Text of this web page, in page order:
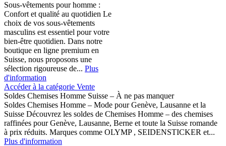
Sous-vêtements pour homme :
Confort et qualité au quotidien Le
choix de vos sous-vêtements
masculins est essentiel pour votre
bien-être quotidien. Dans notre
boutique en ligne premium en
Suisse, nous proposons une
sélection rigoureuse de... Plus
d'information
Accéder à la catégorie Vente
Soldes Chemises Homme Suisse – À ne pas manquer
Soldes Chemises Homme – Mode pour Genève, Lausanne et la
Suisse Découvrez les soldes de Chemises Homme – des chemises
raffinées pour Genève, Lausanne, Berne et toute la Suisse romande
à prix réduits. Marques comme OLYMP , SEIDENSTICKER et...
Plus d'information